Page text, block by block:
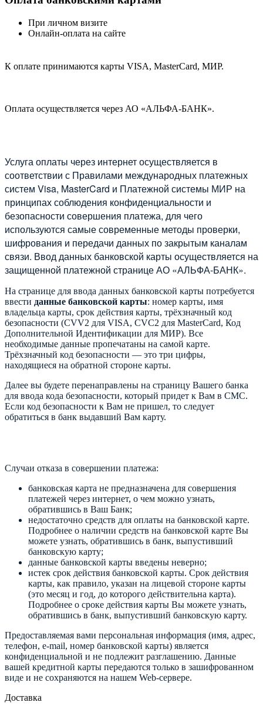
При личном визите
Онлайн-оплата на сайте
К оплате принимаются карты VISA, MasterCard, МИР.
Оплата осуществляется через АО «АЛЬФА-БАНК».
Услуга оплаты через интернет осуществляется в
соответствии с Правилами международных платежных
систем Visa, MasterCard и Платежной системы МИР на
принципах соблюдения конфиденциальности и
безопасности совершения платежа, для чего
используются самые современные методы проверки,
шифрования и передачи данных по закрытым каналам
связи. Ввод данных банковской карты осуществляется на
защищенной платежной странице АО «АЛЬФА-БАНК».
На странице для ввода данных банковской карты потребуется
ввести данные банковской карты: номер карты, имя
владельца карты, срок действия карты, трёхзначный код
безопасности (CVV2 для VISA, CVC2 для MasterCard, Код
Дополнительной Идентификации для МИР). Все
необходимые данные пропечатаны на самой карте.
Трёхзначный код безопасности — это три цифры,
находящиеся на обратной стороне карты.
Далее вы будете перенаправлены на страницу Вашего банка
для ввода кода безопасности, который придет к Вам в СМС.
Если код безопасности к Вам не пришел, то следует
обратиться в банк выдавший Вам карту.
Случаи отказа в совершении платежа:
банковская карта не предназначена для совершения
платежей через интернет, о чем можно узнать,
обратившись в Ваш Банк;
недостаточно средств для оплаты на банковской карте.
Подробнее о наличии средств на банковской карте Вы
можете узнать, обратившись в банк, выпустивший
банковскую карту;
данные банковской карты введены неверно;
истек срок действия банковской карты. Срок действия
карты, как правило, указан на лицевой стороне карты
(это месяц и год, до которого действительна карта).
Подробнее о сроке действия карты Вы можете узнать,
обратившись в банк, выпустивший банковскую карту.
Предоставляемая вами персональная информация (имя, адрес,
телефон, e-mail, номер банковской карты) является
конфиденциальной и не подлежит разглашению. Данные
вашей кредитной карты передаются только в зашифрованном
виде и не сохраняются на нашем Web-сервере.
Доставка